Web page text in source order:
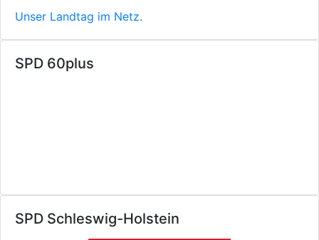
Unser Landtag im Netz.
SPD 60plus
SPD Schleswig-Holstein